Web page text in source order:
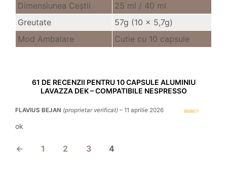
Dimensiunea Ceştii
25 ml / 40 ml
Greutate
57g (10 x 5,7g)
Mod Ambalare
Cutie cu 10 capsule
61 DE RECENZII PENTRU10 CAPSULE ALUMINIU
LAVAZZA DEK – COMPATIBILE NESPRESSO
FLAVIUS BEJAN (proprietar verificat) – 11 aprilie 2026
ok
← 1 2 3 4